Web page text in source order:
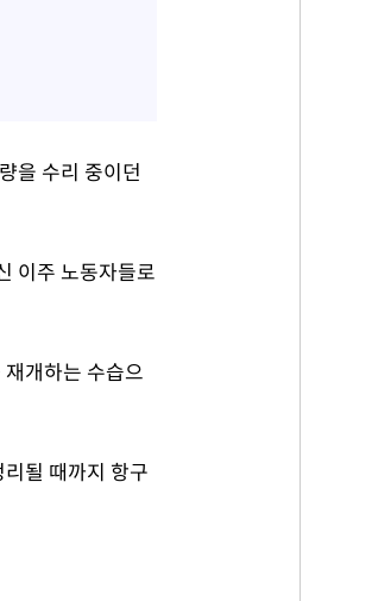
을 수리 중이던
이주 노동자들로
개하는 수습으
될 때까지 항구